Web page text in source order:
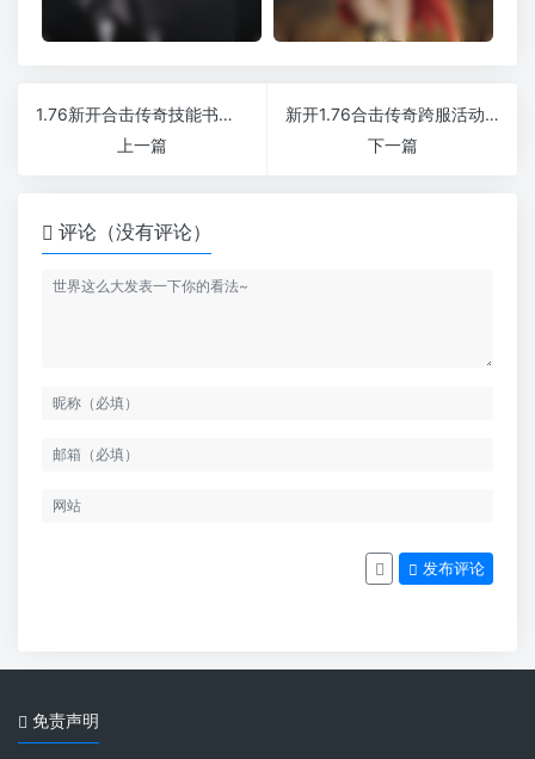
1.76新开合击传奇技能书卷是如何获得的大多数玩家都想了解的内容
上一篇
新开1.76合击传奇跨服活动参与技巧
下一篇
评论（没有评论）
发布评论
免责声明